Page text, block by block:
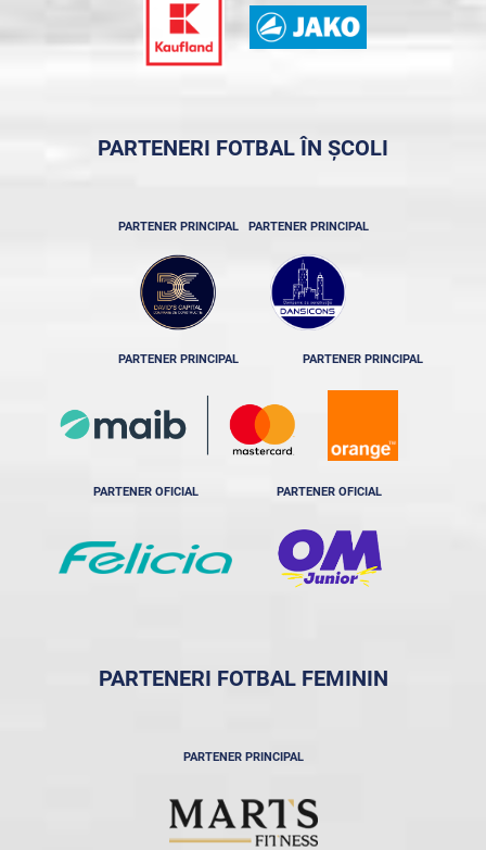
PARTENERI FOTBAL ÎN ȘCOLI
PARTENER PRINCIPAL PARTENER PRINCIPAL
PARTENER PRINCIPAL PARTENER PRINCIPAL
PARTENER OFICIAL PARTENER OFICIAL
PARTENERI FOTBAL FEMININ
PARTENER PRINCIPAL